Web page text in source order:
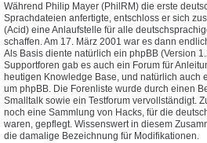
Während Philip Mayer (PhilRM) die erste
Sprachdateien anfertigte, entschloss er sich
(Acid) eine Anlaufstelle für alle
schaffen. Am 17. März 2001 war es dann
Als Basis diente natürlich ein phpBB (Version
Supportforen gab es auch ein Forum für
heutigen Knowledge Base, und natürlich auch
um phpBB. Die Forenliste wurde durch einen
Smalltalk sowie ein Testforum vervollständigt.
noch eine Sammlung von Hacks, für die
waren, gepflegt. Wissenswert in diesem
die damalige Bezeichnung für Modifikationen.